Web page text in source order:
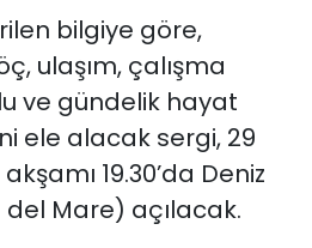
bilgiye göre,
ulaşım, çalışma
ve gündelik hayat
ele alacak sergi, 29
19.30’da Deniz
del Mare) açılacak.